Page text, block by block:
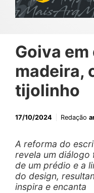
Goiva
madeira,
tijolinho
17/10/2024 Redação
A reforma do
revela um diálogo
de um prédio e a
do design,
inspira e encanta